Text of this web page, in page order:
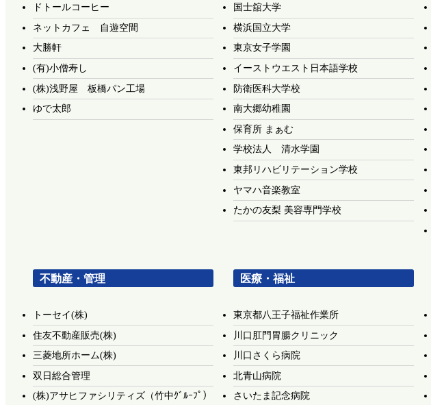
ドトールコーヒー
ネットカフェ 自遊空間
大勝軒
(有)小僧寿し
(株)浅野屋 板橋パン工場
ゆで太郎
国士舘大学
横浜国立大学
東京女子学園
イーストウエスト日本語学校
防衛医科大学校
南大郷幼稚園
保育所 まぁむ
学校法人 清水学園
東邦リハビリテーション学校
ヤマハ音楽教室
たかの友梨 美容専門学校
不動産・管理
トーセイ(株)
住友不動産販売(株)
三菱地所ホーム(株)
双日総合管理
(株)アサヒファシリティズ（竹中ｸﾞﾙｰﾌﾟ）
医療・福祉
東京都八王子福祉作業所
川口肛門胃腸クリニック
川口さくら病院
北青山病院
さいたま記念病院